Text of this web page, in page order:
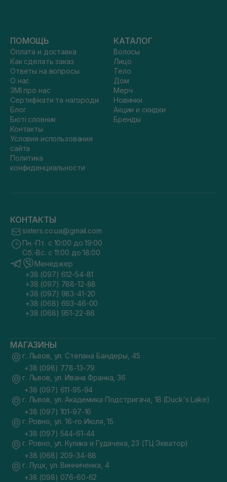
ПОМОЩЬ
Оплата и доставка
Как сделать заказ
Ответы на вопросы
О нас
ЗМІ про нас
Сертифікати та нагороди
Блог
Бюті словник
Контакты
Условия использования
сайта
Политика
конфиденциальности
КАТАЛОГ
Волосы
Лицо
Тело
Дом
Мерч
Новинки
Акции и скидки
Бренды
КОНТАКТЫ
sisters.co.ua@gmail.com
Пн.-Пт. с 10:00 до 19:00
Сб.-Вс. с 11:00 до 18:00
Менеджер
+38 (097) 612-54-81
+38 (097) 788-12-88
+38 (097) 983-41-20
+38 (068) 693-46-00
+38 (068) 951-22-86
МАГАЗИНЫ
г. Львов, ул. Степана Бандеры, 45
+38 (098) 778-13-79
г. Львов, ул. Ивана Франка, 36
+38 (097) 611-95-94
г. Львов, ул. Академика Подстригача, 1В (Duck's Lake)
+38 (097) 101-97-16
г. Ровно, ул. 16-го Июля, 15
+38 (097) 544-61-44
г. Ровно, ул. Кулика и Гудачека, 23 (ТЦ Экватор)
+38 (068) 209-34-88
г. Луцк, ул. Винниченка, 4
+38 (098) 076-60-62